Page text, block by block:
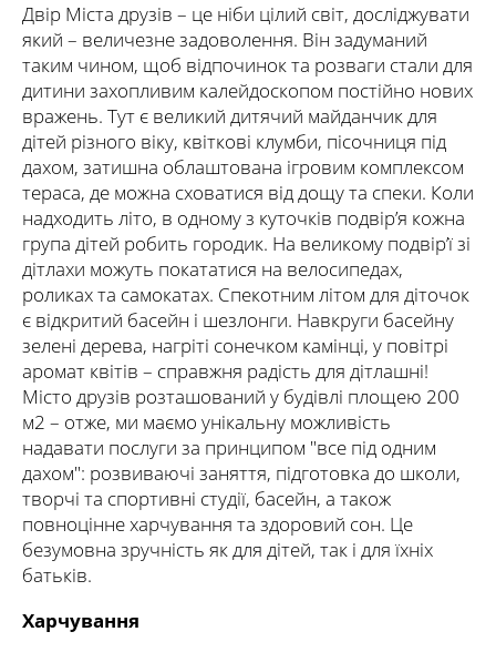
Двір Міста друзів – це ніби цілий світ, досліджувати
який – величезне задоволення. Він задуманий
таким чином, щоб відпочинок та розваги стали для
дитини захопливим калейдоскопом постійно нових
вражень. Тут є великий дитячий майданчик для
дітей різного віку, квіткові клумби, пісочниця під
дахом, затишна облаштована ігровим комплексом
тераса, де можна сховатися від дощу та спеки. Коли
надходить літо, в одному з куточків подвір’я кожна
група дітей робить городик. На великому подвір’ї зі
дітлахи можуть покататися на велосипедах,
роликах та самокатах. Спекотним літом для діточок
є відкритий басейн і шезлонги. Навкруги басейну
зелені дерева, нагріті сонечком камінці, у повітрі
аромат квітів – справжня радість для дітлашні!
Місто друзів розташований у будівлі площею 200
м2 – отже, ми маємо унікальну можливість
надавати послуги за принципом "все під одним
дахом": розвиваючі заняття, підготовка до школи,
творчі та спортивні студії, басейн, а також
повноцінне харчування та здоровий сон. Це
безумовна зручність як для дітей, так і для їхніх
батьків.
Харчування